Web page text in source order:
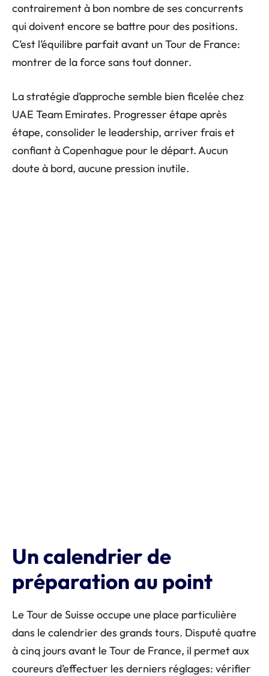
contrairement à bon nombre de ses concurrents
qui doivent encore se battre pour des positions.
C’est l’équilibre parfait avant un Tour de France:
montrer de la force sans tout donner.
La stratégie d’approche semble bien ficelée chez
UAE Team Emirates. Progresser étape après
étape, consolider le leadership, arriver frais et
confiant à Copenhague pour le départ. Aucun
doute à bord, aucune pression inutile.
Un calendrier de
préparation au point
Le Tour de Suisse occupe une place particulière
dans le calendrier des grands tours. Disputé quatre
à cinq jours avant le Tour de France, il permet aux
coureurs d’effectuer les derniers réglages: vérifier